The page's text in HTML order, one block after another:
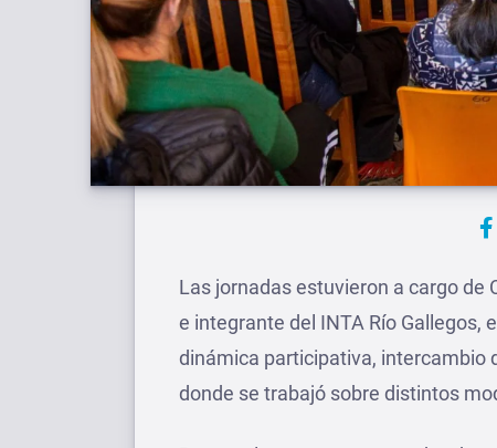
Las jornadas estuvieron a cargo de
e integrante del INTA Río Gallegos,
dinámica participativa, intercambio
donde se trabajó sobre distintos